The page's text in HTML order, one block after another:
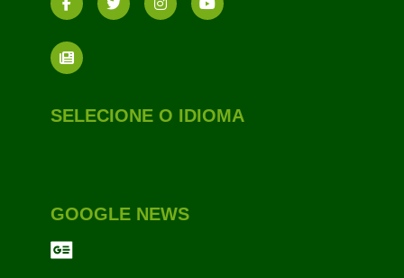
SELECIONE O IDIOMA
GOOGLE NEWS